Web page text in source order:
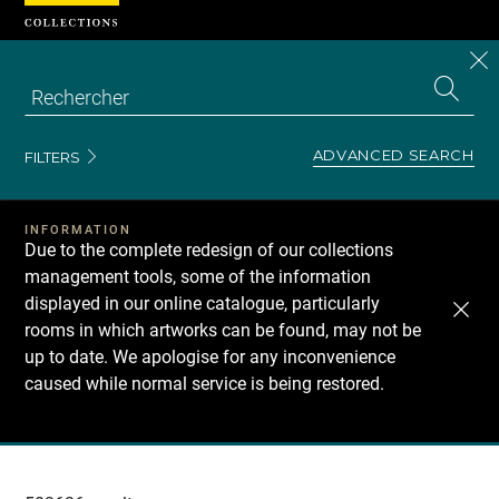
FILTERS ADVANCED SEARCH
INFORMATION
Due to the complete redesign of our collections
management tools, some of the information
displayed in our online catalogue, particularly
rooms in which artworks can be found, may not be
up to date. We apologise for any inconvenience
caused while normal service is being restored.
Recherche
Cookies management panel